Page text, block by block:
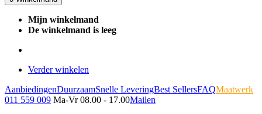
Mijn winkelmand
De winkelmand is leeg
Verder winkelen
AanbiedingenDuurzaamSnelle LeveringBest SellersFAQMaatwerk
011 559 009 Ma-Vr 08.00 - 17.00Mailen